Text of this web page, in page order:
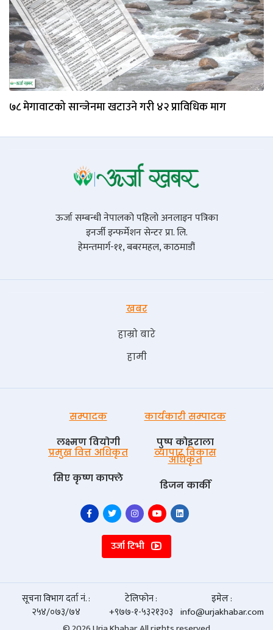
७८ मेगावाटको सान्जेनमा खटाउने गरी ४२ प्राविधिक माग
ऊर्जा सम्बन्धी नेपालको पहिलो अनलाइन पत्रिका
इनर्जी इन्फर्मेशन सेन्टर प्रा. लि.
हेमन्तमार्ग-११, बबरमहल, काठमाडौं
खबर
हाम्रो बारे
हामी
सम्पादक
लक्ष्मण वियोगी
कार्यकारी सम्पादक
पुष्प काेइराला
प्रमुख वित्त अधिकृत
सिए कृष्ण काफ्ले
व्यापार विकास
अधिकृत
डिजन कार्की
उर्जा टिभी
सूचना विभाग दर्ता नं. :
२५४/०७३/७४
टेलिफोन :
+९७७-१-५३२१३०३
इमेल :
info@urjakhabar.com